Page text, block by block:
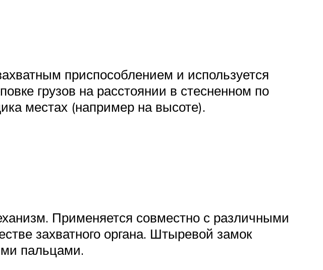
приспособлением и используется
грузов на расстоянии в стесненном по
местах (например на высоте).
Применяется совместно с различными
захватного органа. Штыревой замок
пальцами.